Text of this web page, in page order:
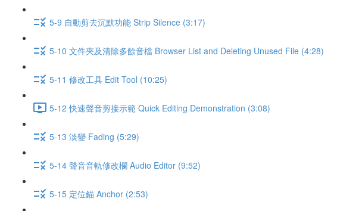
5-9 自動剪去沉默功能 Strip Silence (3:17)
5-10 文件夾及清除多餘音檔 Browser List and Deleting Unused File (4:28)
5-11 修改工具 Edit Tool (10:25)
5-12 快速聲音剪接示範 Quick Editing Demonstration (3:08)
5-13 淡變 Fading (5:29)
5-14 聲音音軌修改欄 Audio Editor (9:52)
5-15 定位錨 Anchor (2:53)